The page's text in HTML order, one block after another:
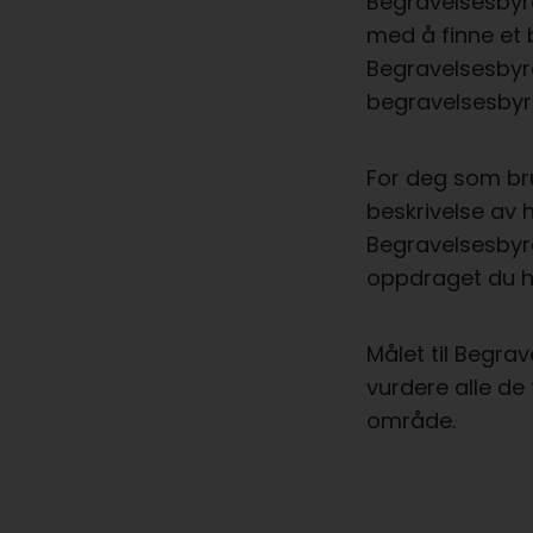
med å finne et
For deg som
beskrivelse av
oppdraget du
Målet til
vurdere alle
område.